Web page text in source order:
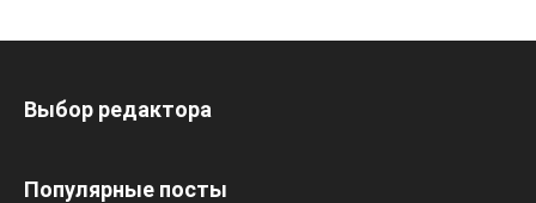
Выбор редактора
Популярные посты